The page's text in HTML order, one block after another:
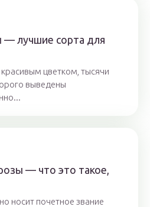
лучшие сорта для
цветком, тысячи
выведены
— что это такое,
носит почетное звание